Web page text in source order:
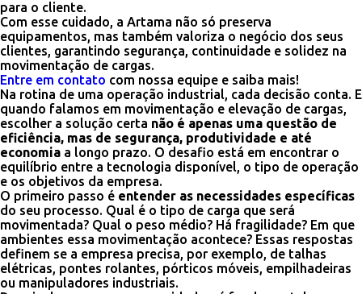
para o cliente.
Com esse cuidado, a Artama não só preserva
equipamentos, mas também valoriza o negócio dos seus
clientes, garantindo segurança, continuidade e solidez na
movimentação de cargas.
Entre em contato com nossa equipe e saiba mais!
Na rotina de uma operação industrial, cada decisão conta. E
quando falamos em movimentação e elevação de cargas,
escolher a solução certa não é apenas uma questão de
eficiência, mas de segurança, produtividade e até
economia a longo prazo. O desafio está em encontrar o
equilíbrio entre a tecnologia disponível, o tipo de operação
e os objetivos da empresa.
O primeiro passo é entender as necessidades específicas
do seu processo. Qual é o tipo de carga que será
movimentada? Qual o peso médio? Há fragilidade? Em que
ambientes essa movimentação acontece? Essas respostas
definem se a empresa precisa, por exemplo, de talhas
elétricas, pontes rolantes, pórticos móveis, empilhadeiras
ou manipuladores industriais.